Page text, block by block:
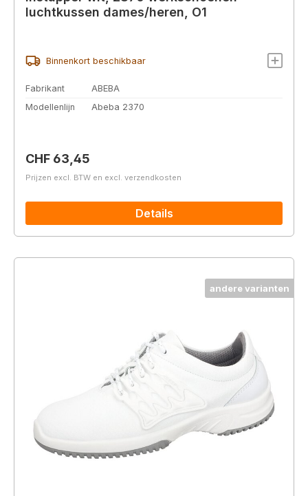
luchtkussen dames/heren, O1
Binnenkort beschikbaar
Fabrikant
ABEBA
Modellenlijn
Abeba 2370
Normale prijs:
CHF 63,45
Prijzen excl. BTW en excl. verzendkosten
Details
andere varianten